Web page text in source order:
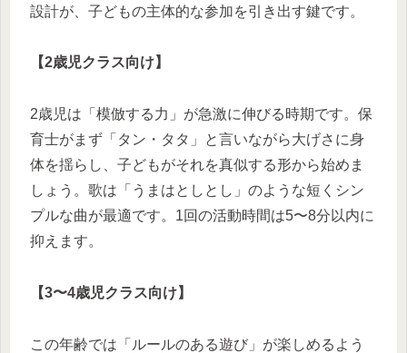
設計が、子どもの主体的な参加を引き出す鍵です。
【2歳児クラス向け】
2歳児は「模倣する力」が急激に伸びる時期です。保
育士がまず「タン・タタ」と言いながら大げさに身
体を揺らし、子どもがそれを真似する形から始めま
しょう。歌は「うまはとしとし」のような短くシン
プルな曲が最適です。1回の活動時間は5〜8分以内に
抑えます。
【3〜4歳児クラス向け】
この年齢では「ルールのある遊び」が楽しめるよう